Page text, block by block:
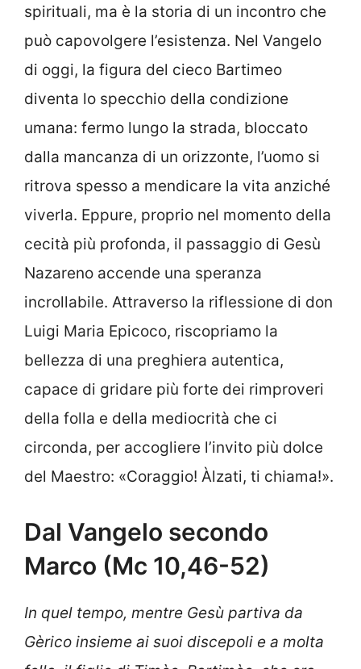
spirituali, ma è la storia di un incontro che
può capovolgere l’esistenza. Nel Vangelo
di oggi, la figura del cieco Bartimeo
diventa lo specchio della condizione
umana: fermo lungo la strada, bloccato
dalla mancanza di un orizzonte, l’uomo si
ritrova spesso a mendicare la vita anziché
viverla. Eppure, proprio nel momento della
cecità più profonda, il passaggio di Gesù
Nazareno accende una speranza
incrollabile. Attraverso la riflessione di don
Luigi Maria Epicoco, riscopriamo la
bellezza di una preghiera autentica,
capace di gridare più forte dei rimproveri
della folla e della mediocrità che ci
circonda, per accogliere l’invito più dolce
del Maestro: «Coraggio! Àlzati, ti chiama!».
Dal Vangelo secondo
Marco (Mc 10,46-52)
In quel tempo, mentre Gesù partiva da
Gèrico insieme ai suoi discepoli e a molta